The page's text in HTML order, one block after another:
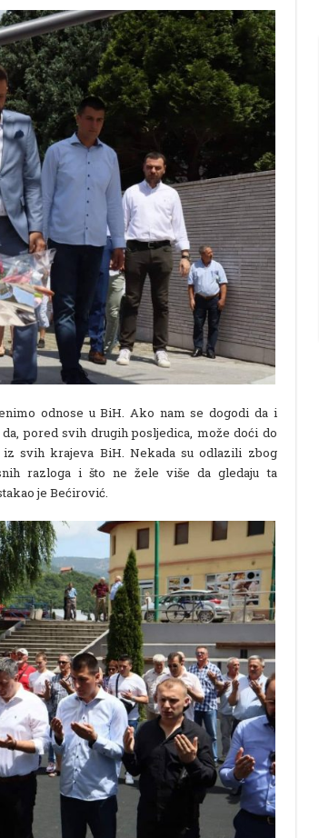
odnose u BiH. Ako nam se dogodi da i
pored svih drugih posljedica, može doći do
svih krajeva BiH. Nekada su odlazili zbog
razloga i što ne žele više da gledaju ta
je Bećirović.